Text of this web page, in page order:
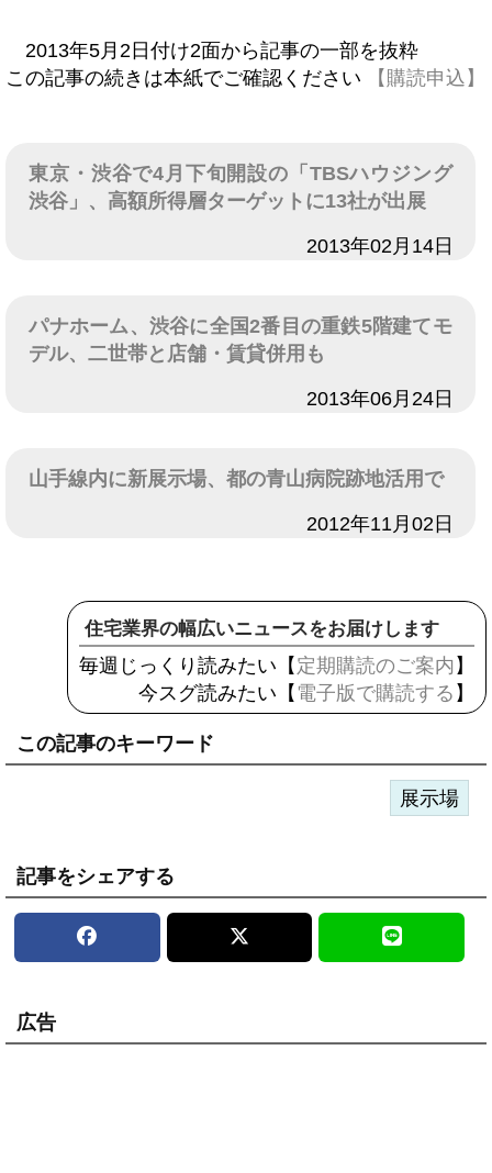
2013年5月2日付け2面から記事の一部を抜粋
この記事の続きは本紙でご確認ください
【購読申込】
東京・渋谷で4月下旬開設の「TBSハウジング
渋谷」、高額所得層ターゲットに13社が出展
2013年02月14日
パナホーム、渋谷に全国2番目の重鉄5階建てモ
デル、二世帯と店舗・賃貸併用も
2013年06月24日
山手線内に新展示場、都の青山病院跡地活用で
2012年11月02日
住宅業界の幅広いニュースをお届けします
毎週じっくり読みたい【 定期購読のご案内 】
今スグ読みたい【 電子版で購読する 】
この記事のキーワード
展示場
記事をシェアする
広告